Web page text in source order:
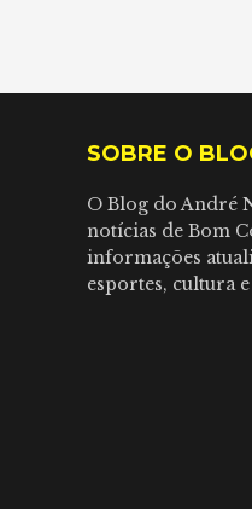
SOBRE O
O Blog do André
notícias de Bom
informações
esportes, cultura